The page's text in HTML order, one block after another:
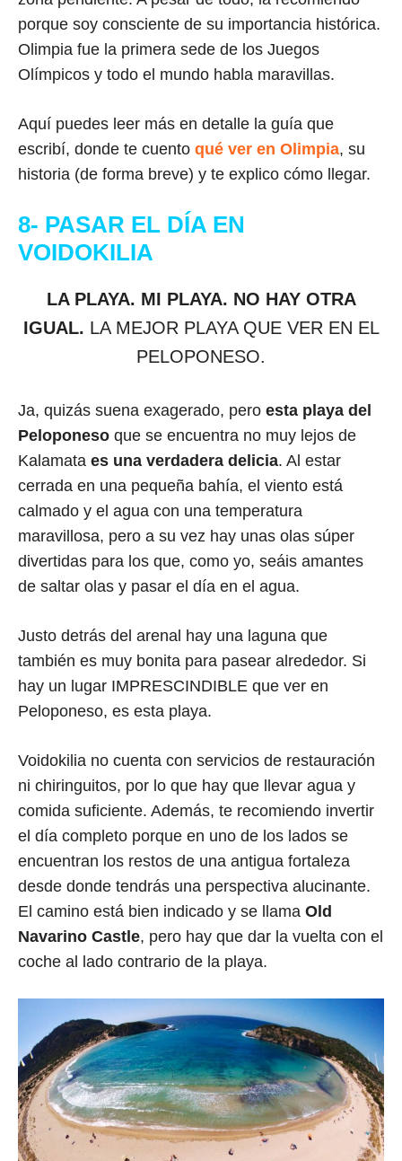
porque soy consciente de su importancia histórica.
Olimpia fue la primera sede de los Juegos
Olímpicos y todo el mundo habla maravillas.
Aquí puedes leer más en detalle la guía que
escribí, donde te cuento qué ver en Olimpia, su
historia (de forma breve) y te explico cómo llegar.
8- PASAR EL DÍA EN
VOIDOKILIA
LA PLAYA. MI PLAYA. NO HAY OTRA
IGUAL. LA MEJOR PLAYA QUE VER EN EL
PELOPONESO.
Ja, quizás suena exagerado, pero esta playa del
Peloponeso que se encuentra no muy lejos de
Kalamata es una verdadera delicia. Al estar
cerrada en una pequeña bahía, el viento está
calmado y el agua con una temperatura
maravillosa, pero a su vez hay unas olas súper
divertidas para los que, como yo, seáis amantes
de saltar olas y pasar el día en el agua.
Justo detrás del arenal hay una laguna que
también es muy bonita para pasear alrededor. Si
hay un lugar IMPRESCINDIBLE que ver en
Peloponeso, es esta playa.
Voidokilia no cuenta con servicios de restauración
ni chiringuitos, por lo que hay que llevar agua y
comida suficiente. Además, te recomiendo invertir
el día completo porque en uno de los lados se
encuentran los restos de una antigua fortaleza
desde donde tendrás una perspectiva alucinante.
El camino está bien indicado y se llama Old
Navarino Castle, pero hay que dar la vuelta con el
coche al lado contrario de la playa.